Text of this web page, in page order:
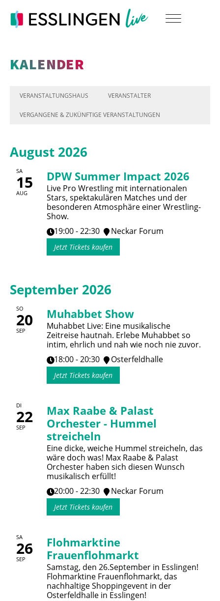
KALENDER
VERANSTALTUNGSHAUS VERANSTALTER
VERGANGENE & ZUKÜNFTIGE VERANSTALTUNGEN
August 2026
SA
15
AUG
DPW Summer Impact 2026
Live Pro Wrestling mit internationalen
Stars, spektakulären Matches und der
besonderen Atmosphäre einer Wrestling-
Show.
19:00 - 22:30
Neckar Forum
Jetzt Tickets kaufen
September 2026
SO
20
SEP
Muhabbet Show
Muhabbet Live: Eine musikalische
Zeitreise hautnah. Erlebe Muhabbet so
intim, ehrlich und nah wie noch nie zuvor.
18:00 - 20:30
Osterfeldhalle
Jetzt Tickets kaufen
DI
22
SEP
Max Raabe & Palast
Orchester - Hummel
streicheln
Eine dicke, weiche Hummel streicheln, das
wäre doch was! Max Raabe & Palast
Orchester haben sich diesen Wunsch
musikalisch erfüllt!
20:00 - 22:30
Neckar Forum
Jetzt Tickets kaufen
SA
26
SEP
Flohmarktine
Frauenflohmarkt
Samstag, den 26.September in Esslingen!
Flohmarktine Frauenflohmarkt, das
nachhaltige Shoppingevent in der
Osterfeldhalle in Esslingen!